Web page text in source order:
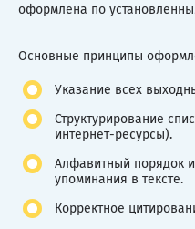
оформлена по
Основные принципы
Указание всех
Структурирование
интернет-ресурсы).
Алфавитный порядок
упоминания в тексте.
Корректное